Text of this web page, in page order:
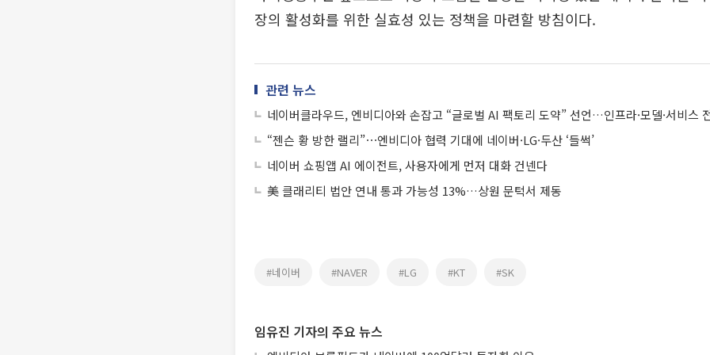
장의 활성화를 위한 실효성 있는 정책을 마련할 방침이다.
관련 뉴스
네이버클라우드, 엔비디아와 손잡고 “글로벌 AI 팩토리 도약” 선언…인프라·모델·서비스
“젠슨 황 방한 랠리”⋯엔비디아 협력 기대에 네이버·LG·두산 ‘들썩’
네이버 쇼핑앱 AI 에이전트, 사용자에게 먼저 대화 건넨다
美 클래리티 법안 연내 통과 가능성 13%…상원 문턱서 제동
#네이버 #NAVER #LG #KT #SK
임유진 기자의 주요 뉴스